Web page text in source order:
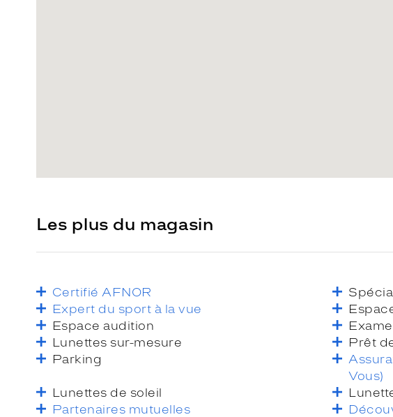
Les plus du magasin
Certifié AFNOR
Expert du sport à la vue
Espace audition
Lunettes sur-mesure
Prêt
Parking
Vous)
Lunettes de soleil
Partenaires mutuelles